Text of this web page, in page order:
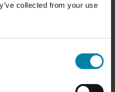
collected from your use